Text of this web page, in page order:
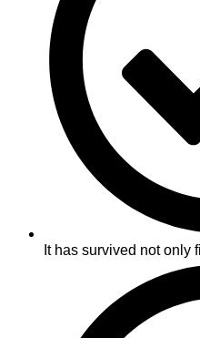
It has survived not only